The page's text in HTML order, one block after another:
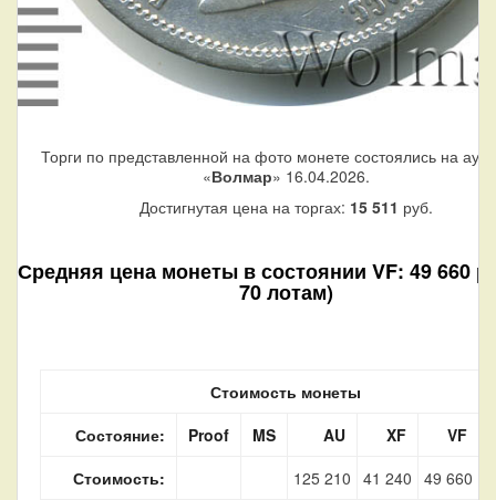
Торги по представленной на фото монете состоялись на
«Волмар» 16.04.2026.
Достигнутая цена на торгах: 15 511 руб.
Средняя цена монеты в состоянии VF: 49 660
70 лотам)
Стоимость монеты
Состояние:
Proof MS AU XF
VF
Стоимость:
125 210 41 240 49 660